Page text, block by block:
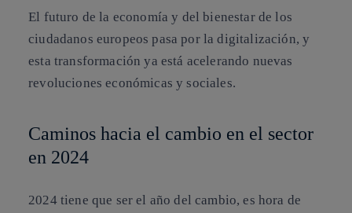
El futuro de la economía y del bienestar de los
ciudadanos europeos pasa por la digitalización, y
esta transformación ya está acelerando nuevas
revoluciones económicas y sociales.
Caminos hacia el cambio en el sector
en 2024
2024 tiene que ser el año del cambio, es hora de